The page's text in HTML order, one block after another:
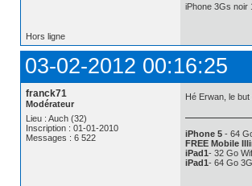
iPhone 3Gs noir
Hors ligne
03-02-2012 00:16:25
franck71
Modérateur
Lieu : Auch (32)
Inscription : 01-01-2010
Messages : 6 522
Hé Erwan, le
iPhone 5- 64
FREE Mobile
iPad1 - 32 Go
iPad1 - 64 Go